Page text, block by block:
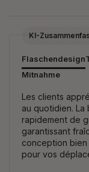
KI-
Flaschendesign
Mitnahme
Les clients
au quotidien.
rapidement de
garantissant
conception
pour vos